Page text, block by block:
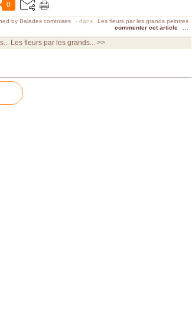
0
by Balades comtoises - dans
Les fleurs par les grands peintres
commenter cet article
Les fleurs par les grands... >>